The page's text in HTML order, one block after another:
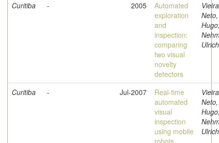
Curitiba - 2005
Automated
exploration
and
inspection:
comparing
two visual
novelty
detectors
Vieira
Neto,
Ulrich
Curitiba - Jul-2007
Real-time
automated
visual
inspection
using mobile
robots
Vieira
Neto,
Ulrich